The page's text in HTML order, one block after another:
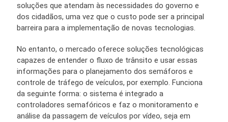
soluções que atendam às necessidades do governo e
dos cidadãos, uma vez que o custo pode ser a principal
barreira para a implementação de novas tecnologias.
No entanto, o mercado oferece soluções tecnológicas
capazes de entender o fluxo de trânsito e usar essas
informações para o planejamento dos semáforos e
controle de tráfego de veículos, por exemplo. Funciona
da seguinte forma: o sistema é integrado a
controladores semafóricos e faz o monitoramento e
análise da passagem de veículos por vídeo, seja em